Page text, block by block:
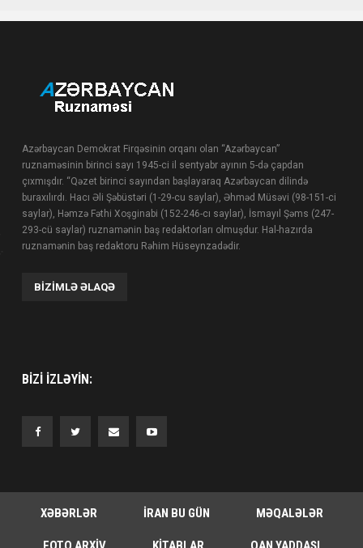
Azərbaycan Demokrat Firqəsinin orqanı olan “Azərbaycan”
ruznaməsinin birinci sayı 1945-ci il sentyabr ayının 5-də çapdan
çıxmışdır. “Qəzet birinci sayından başlayaraq Azərbaycan dilində
buraxılırdı. Hacı Əli Şəbüstəri (1-29-cu saylar), Əhməd Müsəvi (98-151-ci
saylar), Həmzə Fəthi Xoşginabi (152-246-cı saylar), İsmayıl Şəms (247-
293-cü saylar) ruznamənin baş redaktorları olmuşdur. Hal-hazırda
ruznamənin baş redaktoru Rəhim Hüseynzadədir.
BIZIMLƏ ƏLAQƏ
BIZI IZLƏYIN:
XƏBƏRLƏR İRAN BU GÜN MƏQALƏLƏR